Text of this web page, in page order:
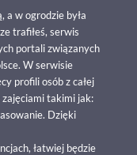
a w ogrodzie była
trafiłeś, serwis
portali związanych
W serwisie
profili osób z całej
takimi jak:
Dzięki
łatwiej będzie